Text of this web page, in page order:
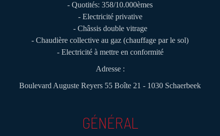
- Quotités: 358/10.000èmes
- Electricité privative
- Châssis double vitrage
- Chaudière collective au gaz (chauffage par le sol)
- Electricité à mettre en conformité
Adresse :
Boulevard Auguste Reyers 55 Boîte 21 - 1030 Schaerbeek
GÉNÉRAL